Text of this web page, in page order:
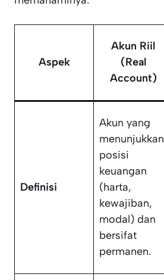
Aspek
Akun Riil
(Real
Account)
Definisi
Akun yang
menunjukkan
posisi
keuangan
(harta,
kewajiban,
modal) dan
bersifat
permanen.